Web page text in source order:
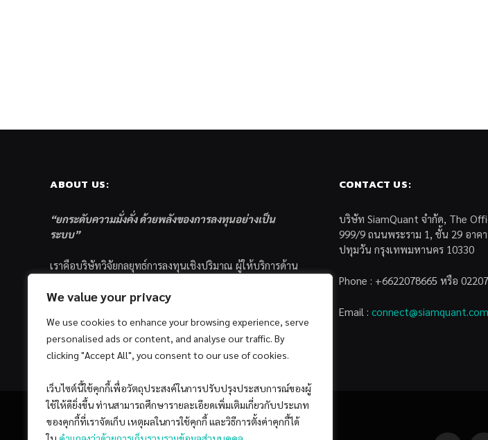
We value your privacy
We use cookies to enhance your browsing experience, serve
personalised ads or content, and analyse our traffic. By
clicking "Accept All", you consent to our use of cookies.
เว็บไซต์นี้ใช้คุกกี้เพื่อวัตถุประสงค์ในการปรับปรุงประสบการณ์ของผู้
ใช้ให้ดียิ่งขึ้น ท่านสามารถศึกษารายละเอียดเพิ่มเติมเกี่ยวกับประเภท
ของคุกกี้ที่เราจัดเก็บ เหตุผลในการใช้คุกกี้ และวิธีการตั้งค่าคุกกี้ได้
ABOUT US:
“ยกระดับความมั่งคั่ง ด้วยพลังของการลงทุนอย่างเป็น
ระบบ”
เราคือบริษัทวิจัยกลยุทธ์การลงทุนเชิงปริมาณ ผู้ให้บริการด้าน
ส่วนบุคคล ซึ่งมีเป้าหมายที่จะช่วยเหลือให้นักลงทุนไทย
ด้วยแนวคิดและกระบวนการลงทุนอย่างเป็นระบบแบบ
Quantitative & Systematic Investing
CONTACT US:
บริษัท SiamQuant จำกัด, The
999/9 ถนนพระราม 1, ชั้น 29 อาค
ปทุมวัน กรุงเทพมหานคร 10330
Phone : +6622078665 หรือ
Email : connect@siamquant.com